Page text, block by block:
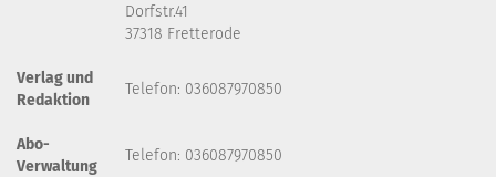
Dorfstr.41
37318 Fretterode
Verlag und
Redaktion
Telefon: 036087970850
Abo-
Verwaltung
Telefon: 036087970850